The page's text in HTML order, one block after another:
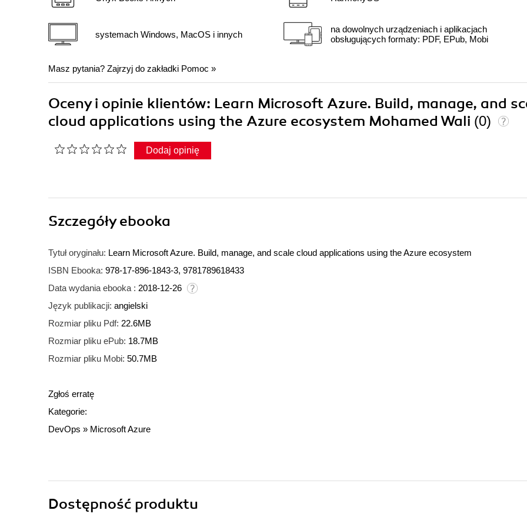
systemach Windows, MacOS i innych
na dowolnych urządzeniach i aplikacjach
obsługujących formaty: PDF, EPub, Mobi
Masz pytania? Zajrzyj do zakładki Pomoc »
Oceny i opinie klientów: Learn Microsoft Azure. Build, manage, and
cloud applications using the Azure ecosystem Mohamed Wali (0)
Dodaj opinię
Szczegółyebooka
Tytuł oryginału: Learn Microsoft Azure. Build, manage, and scale cloud applications using the Azure ecosystem
ISBN Ebooka: 978-17-896-1843-3, 9781789618433
Data wydania ebooka : 2018-12-26
Język publikacji: angielski
Rozmiar pliku Pdf: 22.6MB
Rozmiar pliku ePub: 18.7MB
Rozmiar pliku Mobi: 50.7MB
Zgłoś erratę
Kategorie:
DevOps » Microsoft Azure
Dostępność produktu